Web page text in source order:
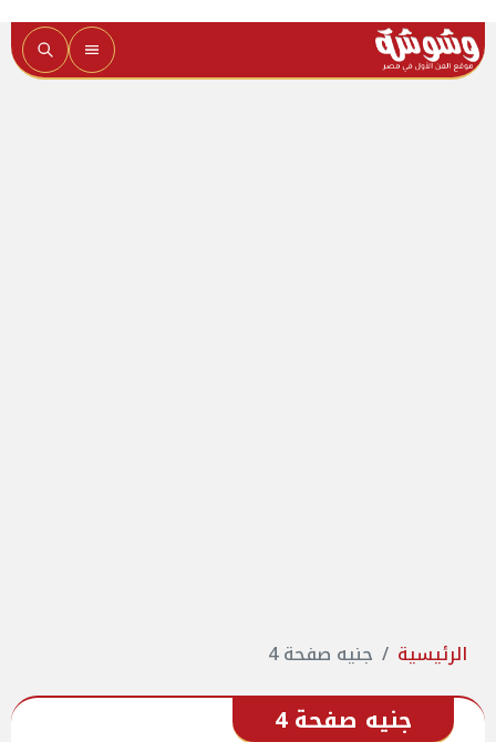
الرئيسية جنيه صفحة 4
جنيه صفحة 4